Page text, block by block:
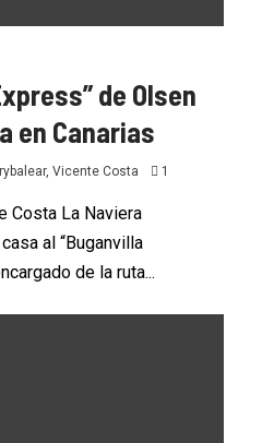
de Olsen
en Canarias
Vicente Costa 1
Costa La Naviera
al “Buganvilla
de la ruta...